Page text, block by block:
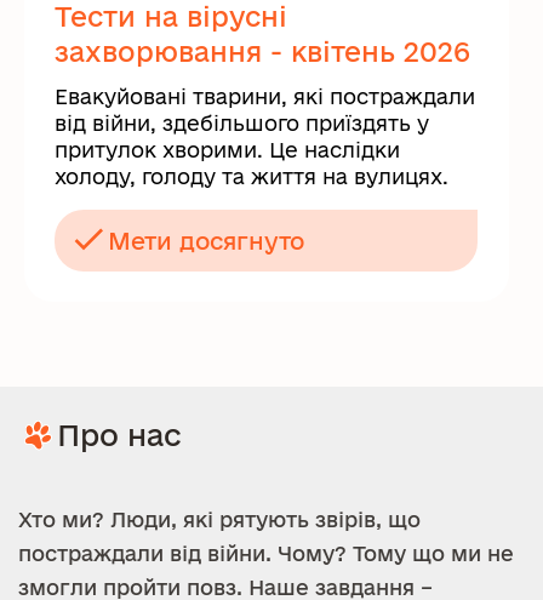
Тести на вірусні
захворювання - квітень 2026
Евакуйовані тварини, які постраждали
від війни, здебільшого приїздять у
притулок хворими. Це наслідки
холоду, голоду та життя на вулицях.
Мети досягнуто
Про нас
Хто ми? Люди, які рятують звірів, що
постраждали від війни. Чому? Тому що ми не
змогли пройти повз. Наше завдання –